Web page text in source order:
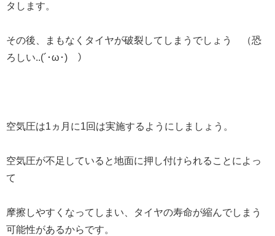
タします。
その後、まもなくタイヤが破裂してしまうでしょう （恐
ろしい..(´･ω･) ）
空気圧は1ヵ月に1回は実施するようにしましょう。
空気圧が不足していると地面に押し付けられることによっ
て
摩擦しやすくなってしまい、タイヤの寿命が縮んでしまう
可能性があるからです。